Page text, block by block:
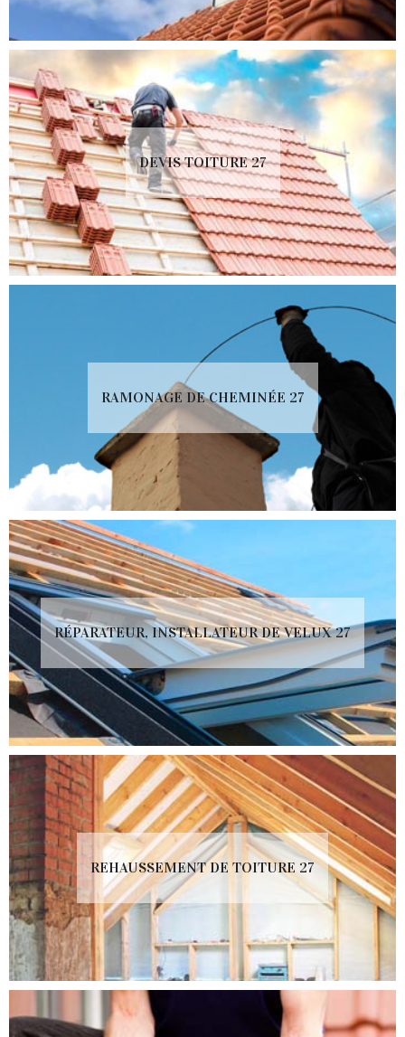
DEVIS TOITURE 27
RAMONAGE DE CHEMINÉE 27
RÉPARATEUR, INSTALLATEUR DE VELUX 27
REHAUSSEMENT DE TOITURE 27